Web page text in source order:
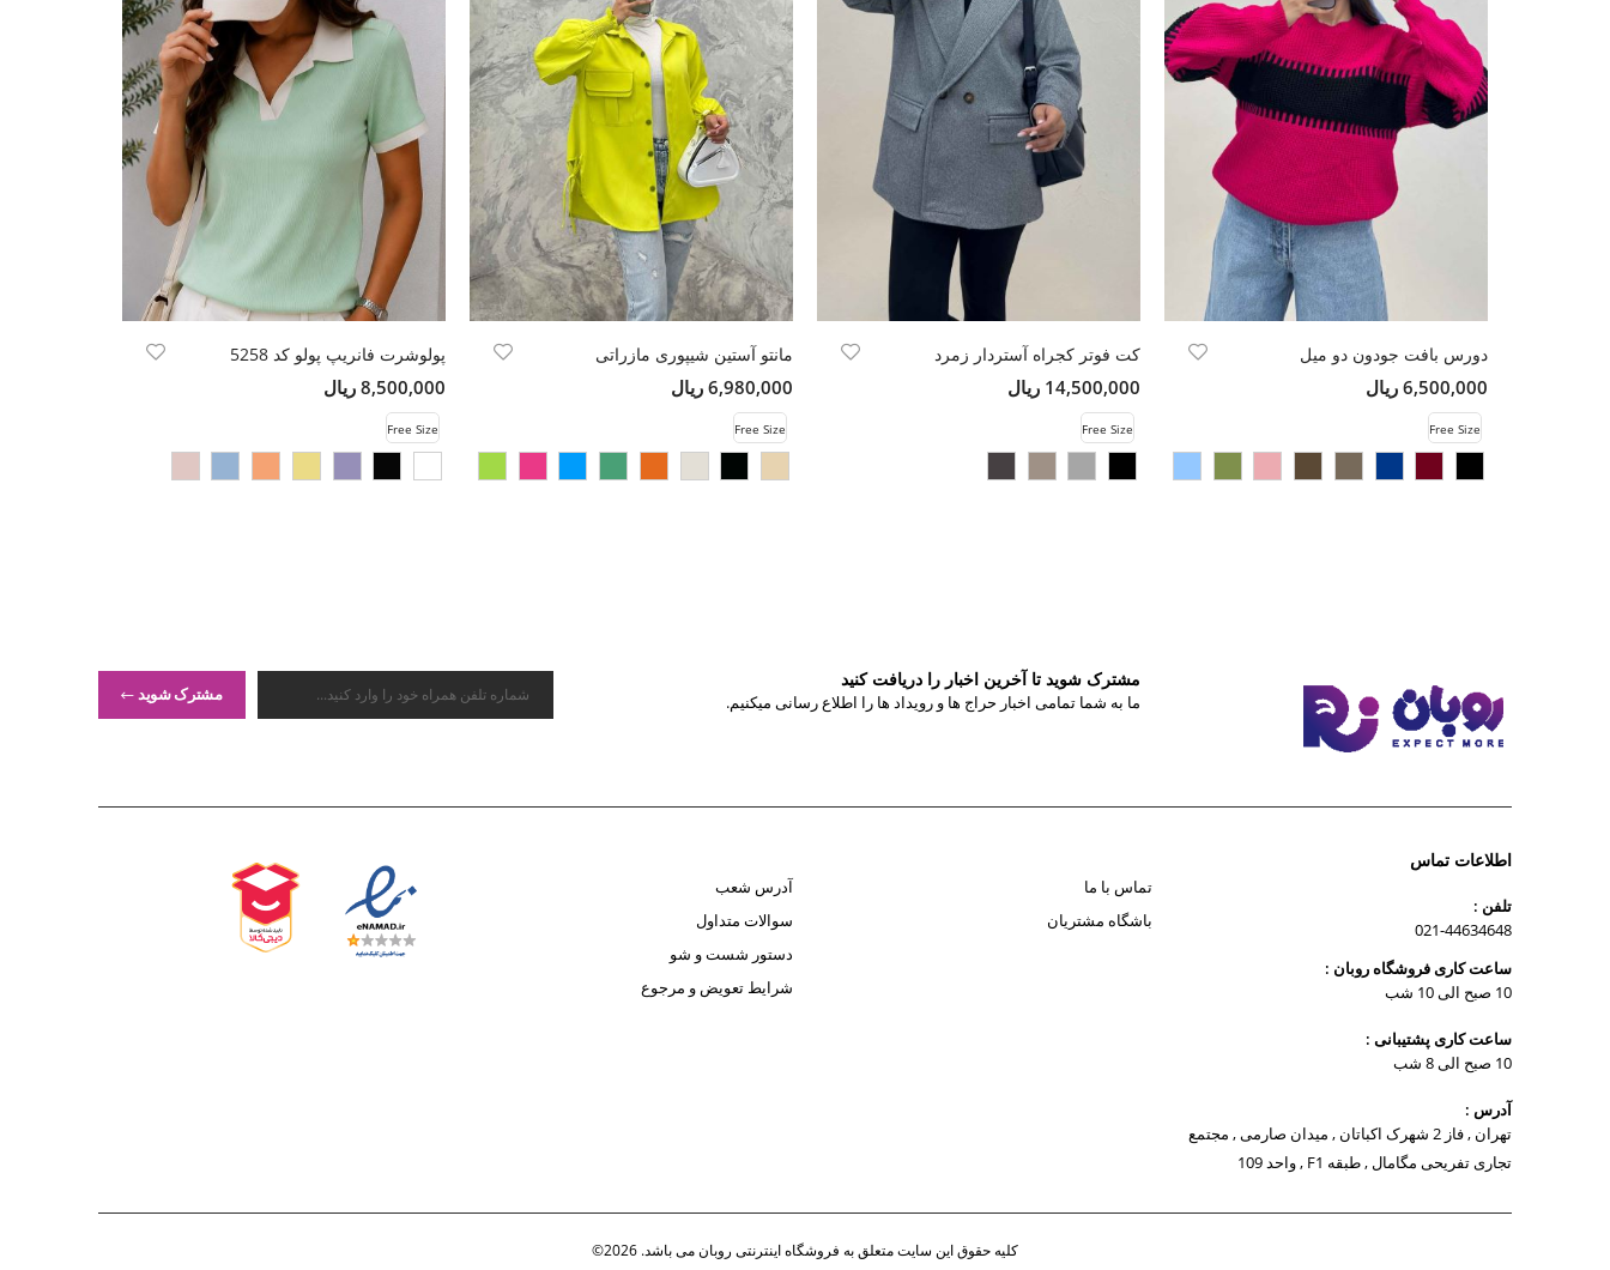
دورس بافت جودون دو میل
6,500,000 ریال
Free Size
کت فوتر کجراه آستردار زمرد
14,500,000 ریال
Free Size
مانتو آستین شیپوری مازراتی
6,980,000 ریال
Free Size
پولوشرت فانریپ پولو کد 5258
8,500,000 ریال
Free Size
مشترک شوید تا آخرین اخبار را دریافت کنید
ما به شما تمامی اخبار حراج ها و رویداد ها را اطلاع رسانی میکنیم. مشترک شوید
اطلاعات تماس
تلفن :
021-44634648
ساعت کاری فروشگاه روبان :
10 صبح الی 10 شب
ساعت کاری پشتیبانی :
10 صبح الی 8 شب
آدرس :
تهران , فاز 2 شهرک اکباتان , میدان صارمی , مجتمع
تجاری تفریحی مگامال , طبقه F1 , واحد 109
تماس با ما
باشگاه مشتریان
آدرس شعب
سوالات متداول
دستور شست و شو
شرایط تعویض و مرجوع
کلیه حقوق این سایت متعلق به فروشگاه اینترنتی روبان می باشد. 2026©